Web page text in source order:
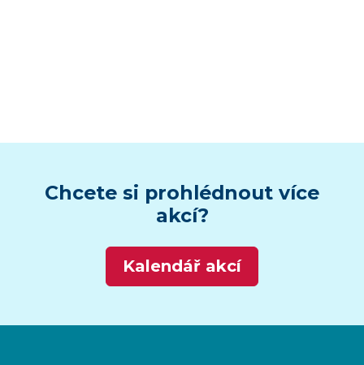
Chcete si prohlédnout více
akcí?
Kalendář akcí